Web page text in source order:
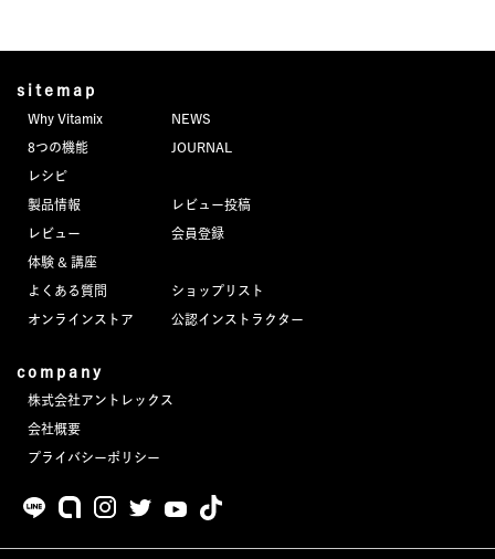
sitemap
Why Vitamix
8つの機能
レシピ
製品情報
レビュー
体験 & 講座
よくある質問
オンラインストア
NEWS
JOURNAL
レビュー投稿
会員登録
ショップリスト
公認インストラクター
company
株式会社アントレックス
会社概要
プライバシーポリシー